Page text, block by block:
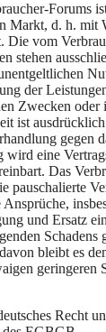
Forums
Markt, d. h. mit
Die vom
stehen
der
Zwecken oder
ist
gegen
wird eine
Das
pauschalierte
und Ersatz
Schadens
bleibt es
geringeren
Recht